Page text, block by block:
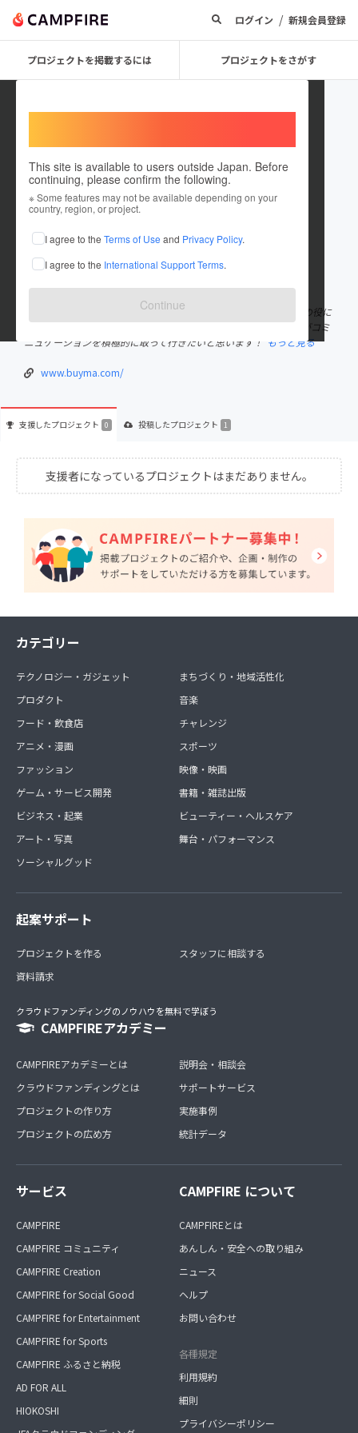
ログイン / 新規会員登録
プロジェクトを掲載するには プロジェクトをさがす
This site is available to users outside Japan. Before
continuing, please confirm the following.
※ Some features may not be available depending on your
country, region, or project.
I agree to the Terms of Use and Privacy Policy.
I agree to the International Support Terms.
Continue
saya09
これまでに1件のプロジェクトを投稿しています
在住国：日本 現在地：岩手県
出身国：日本 出身地：岩手県
東北を愛し、東北に生まれて良かったと誇りに思っています。 人の役に
立ちたいと思う反面人見知りな者でお話しがとても下手なのですがコミ
ニュケーションを積極的に取って行きたいと思います！
もっと見る
www.buyma.com/
支援したプロジェクト 0 投稿したプロジェクト 1
支援者になっているプロジェクトはまだありません。
カテゴリー
テクノロジー・ガジェット
プロダクト
フード・飲食店
アニメ・漫画
ファッション
ゲーム・サービス開発
ビジネス・起業
アート・写真
ソーシャルグッド
まちづくり・地域活性化
音楽
チャレンジ
スポーツ
映像・映画
書籍・雑誌出版
ビューティー・ヘルスケア
舞台・パフォーマンス
起案サポート
プロジェクトを作る
資料請求
スタッフに相談する
クラウドファンディングのノウハウを無料で学ぼう
CAMPFIREアカデミー
CAMPFIREアカデミーとは
クラウドファンディングとは
プロジェクトの作り方
プロジェクトの広め方
説明会・相談会
サポートサービス
実施事例
統計データ
サービス
CAMPFIRE
CAMPFIRE コミュニティ
CAMPFIRE Creation
CAMPFIRE for Social Good
CAMPFIRE for Entertainment
CAMPFIRE for Sports
CAMPFIRE ふるさと納税
AD FOR ALL
HIOKOSHI
CAMPFIRE について
CAMPFIREとは
あんしん・安全への取り組み
ニュース
ヘルプ
お問い合わせ
各種規定
利用規約
細則
プライバシーポリシー